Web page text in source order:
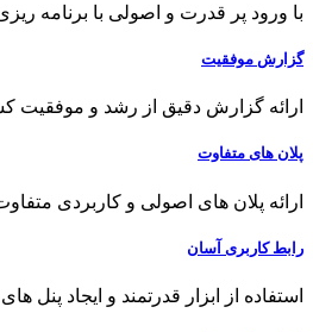
با ورود پر قدرت و اصولی با برنامه
گزارش موفقیت
ارائه گزارش دقیق از رشد و موفقیت
پلان های متفاوت
ارائه پلان های اصولی و کاربردی
رابط کاربری آسان
استفاده از ابزار قدرتمند و ایجاد